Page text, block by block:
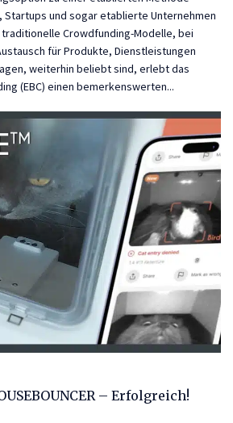
und sogar etablierte Unternehmen
traditionelle Crowdfunding-Modelle, bei
für Produkte, Dienstleistungen
weiterhin beliebt sind, erlebt das
(EBC) einen bemerkenswerten...
– Erfolgreich!